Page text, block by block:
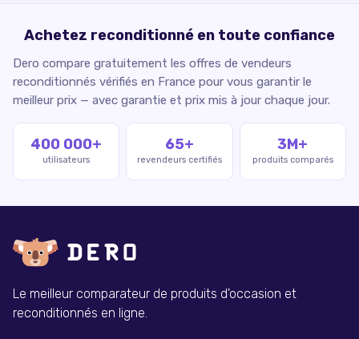
Achetez reconditionné en toute confiance
Dero compare gratuitement les offres de vendeurs
reconditionnés vérifiés en France pour vous garantir le
meilleur prix — avec garantie et prix mis à jour chaque jour.
400 000+
utilisateurs
65+
revendeurs certifiés
3M+
produits comparés
Le meilleur comparateur de produits d'occasion et
reconditionnés en ligne.